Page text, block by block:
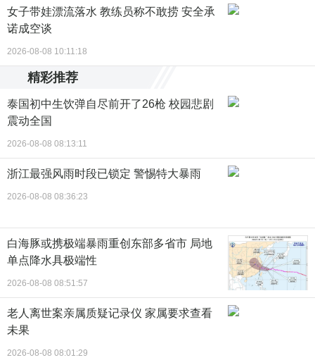
女子带娃漂流落水 教练员称不敢捞 安全承
诺成空谈
2026-08-08 10:11:18
精彩推荐
泰国初中生饮弹自尽前开了26枪 校园悲剧
震动全国
2026-08-08 08:13:11
浙江最强风雨时段已锁定 警惕特大暴雨
2026-08-08 08:36:23
白海豚或携极端暴雨重创东部多省市 局地
单点降水具极端性
2026-08-08 08:51:57
老人离世案亲属质疑记录仪 家属要求查看
未果
2026-08-08 08:01:29